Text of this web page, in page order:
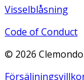
Visselblåsning
Code of Conduct
© 2026